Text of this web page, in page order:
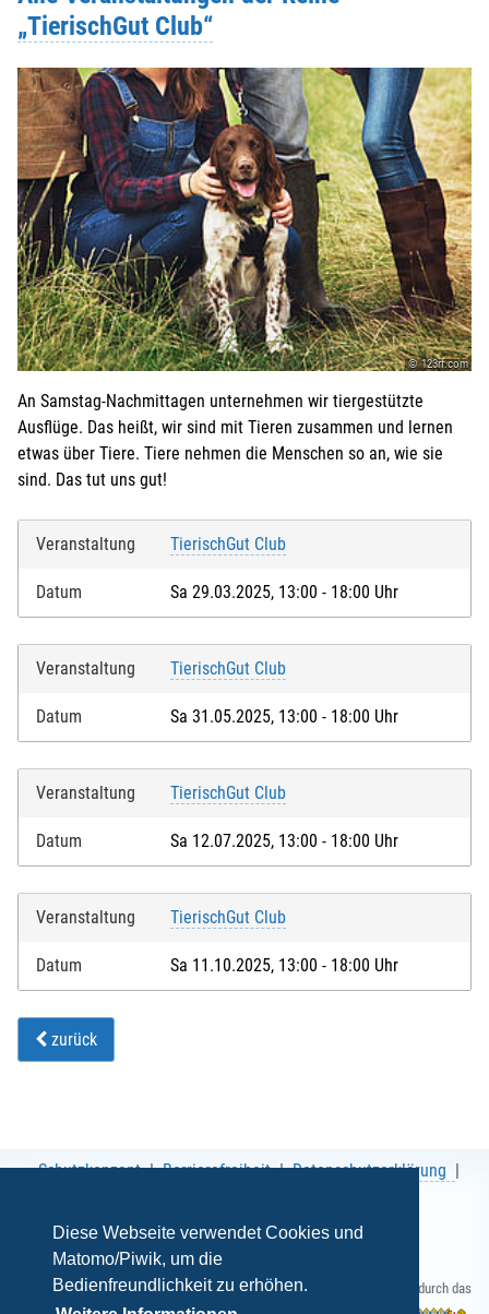
Diese Webseite verwendet Cookies und
Matomo/Piwik, um die
Bedienfreundlichkeit zu erhöhen.
„TierischGut Club“
© 123rf.com
An Samstag-Nachmittagen unternehmen wir tiergestützte
Ausflüge. Das heißt, wir sind mit Tieren zusammen und lernen
etwas über Tiere. Tiere nehmen die Menschen so an, wie sie
sind. Das tut uns gut!
Veranstaltung TierischGut Club
Datum Sa 29.03.2025, 13:00 - 18:00 Uhr
Veranstaltung TierischGut Club
Datum Sa 31.05.2025, 13:00 - 18:00 Uhr
Veranstaltung TierischGut Club
Datum Sa 12.07.2025, 13:00 - 18:00 Uhr
Veranstaltung TierischGut Club
Datum Sa 11.10.2025, 13:00 - 18:00 Uhr
zurück
Schutzkonzept Barrierefreiheit
Datenschutzerklärung
Gefördert durch das